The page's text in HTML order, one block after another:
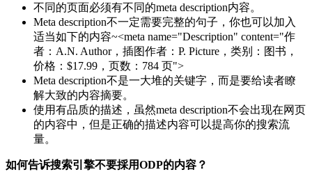
不同的页面必须有不同的meta description内容。
Meta description不一定需要完整的句子，你也可以加入
适当如下的内容~<meta name="Description" content="作
者：A.N. Author，插图作者：P. Picture，类别：图书，
价格：$17.99，页数：784 页">
Meta description不是一大堆的关键字，而是要给读者瞭
解大致的内容摘要。
使用有品质的描述，虽然meta description不会出现在网页
的内容中，但是正确的描述内容可以提高你的搜索流
量。
如何告诉搜索引擎不要採用ODP的内容？